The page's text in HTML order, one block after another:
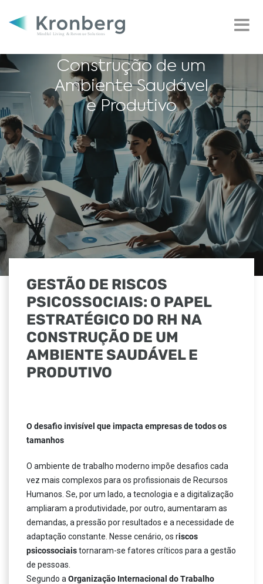
Papel Estratégico
Construção de um
Ambiente Saudável
e Produtivo
GESTÃO DE RISCOS
PSICOSSOCIAIS: O PAPEL
ESTRATÉGICO DO RH NA
CONSTRUÇÃO DE UM
AMBIENTE SAUDÁVEL E
PRODUTIVO
O desafio invisível que impacta empresas de todos os
tamanhos
O ambiente de trabalho moderno impõe desafios cada
vez mais complexos para os profissionais de Recursos
Humanos. Se, por um lado, a tecnologia e a digitalização
ampliaram a produtividade, por outro, aumentaram as
demandas, a pressão por resultados e a necessidade de
adaptação constante. Nesse cenário, os riscos
psicossociaistornaram-se fatores críticos para a gestão
de pessoas.
Segundo a Organização Internacional do Trabalho